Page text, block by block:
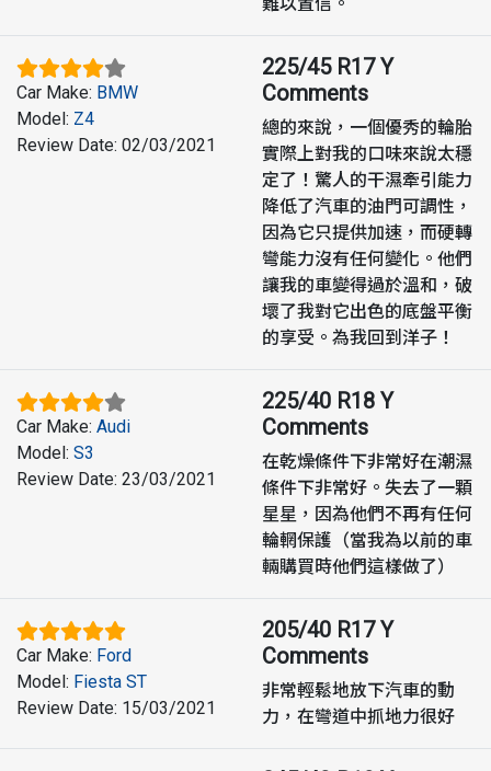
Car Make: BMW
Model: Z4
Review Date: 02/03/2021
225/45 R17 Y
Comments
總的來說，一個優秀的輪胎
實際上對我的口味來說太穩
定了！驚人的干濕牽引能力
降低了汽車的油門可調性，
因為它只提供加速，而硬轉
彎能力沒有任何變化。他們
讓我的車變得過於溫和，破
壞了我對它出色的底盤平衡
的享受。為我回到洋子！
Car Make: Audi
Model: S3
Review Date: 23/03/2021
225/40 R18 Y
Comments
在乾燥條件下非常好在潮濕
條件下非常好。失去了一顆
星星，因為他們不再有任何
輪輞保護（當我為以前的車
輛購買時他們這樣做了）
Car Make: Ford
Model: Fiesta ST
Review Date: 15/03/2021
205/40 R17 Y
Comments
非常輕鬆地放下汽車的動
力，在彎道中抓地力很好